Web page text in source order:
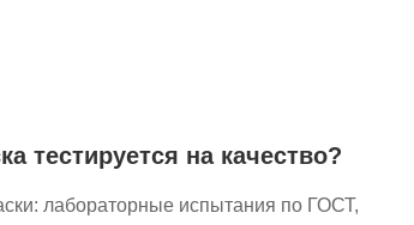
тестируется на качество?
лабораторные испытания по ГОСТ,